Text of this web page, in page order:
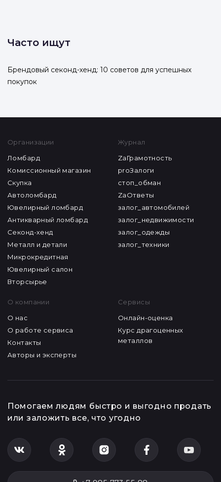
Часто ищут
Брендовый секонд-хенд: 10 советов для успешных
покупок
Организации
Ломбард
Комиссионный магазин
Скупка
Автоломбард
Ювелирный ломбард
Антикварный ломбард
Секонд-хенд
Металл и детали
Микрокредитная
Ювелирный салон
Вторсырье
Журнал
ZaГрамотность
proЗалоги
стоп_обман
ZaОтветы
залог_автомобилей
залог_недвижимости
залог_одежды
залог_техники
О компании
О нас
О работе сервиса
Контакты
Авторы и эксперты
Сервисы
Онлайн-оценка
Курс драгоценных
металлов
Помогаем людям быстро и выгодно продать
или заложить все, что угодно